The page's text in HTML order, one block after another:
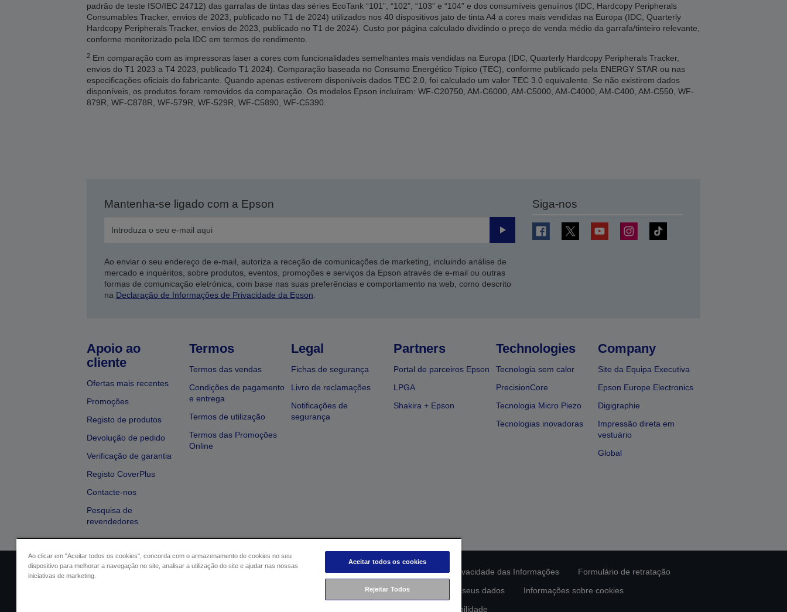
padrão de teste ISO/IEC 24712) das garrafas de tintas das séries EcoTank “101”, “102”, “103” e “104” e dos consumíveis genuínos (IDC, Hardcopy Peripherals
Consumables Tracker, envios de 2023, publicado no T1 de 2024) utilizados nos 40 dispositivos jato de tinta A4 a cores mais vendidas na Europa (IDC, Quarterly
Hardcopy Peripherals Tracker, envios de 2023, publicado no T1 de 2024). Custo por página calculado dividindo o preço de venda médio da garrafa/tinteiro relevante,
conforme monitorizado pela IDC em termos de rendimento.
2Em comparação com as impressoras laser a cores com funcionalidades semelhantes mais vendidas na Europa (IDC, Quarterly Hardcopy Peripherals Tracker,
envios do T1 2023 a T4 2023, publicado T1 2024). Comparação baseada no Consumo Energético Típico (TEC), conforme publicado pela ENERGY STAR ou nas
especificações oficiais do fabricante. Quando apenas estiverem disponíveis dados TEC 2.0, foi calculado um valor TEC 3.0 equivalente. Se não existirem dados
disponíveis, os produtos foram removidos da comparação. Os modelos Epson incluíram: WF-C20750, AM-C6000, AM-C5000, AM-C4000, AM-C400, AM-C550, WF-
879R, WF-C878R, WF-579R, WF-529R, WF-C5890, WF-C5390.
Mantenha-se ligado com a Epson
Enviar
Ao enviar o seu endereço de e-mail, autoriza a receção de comunicações de marketing, incluindo análise de
mercado e inquéritos, sobre produtos, eventos, promoções e serviços da Epson através de e-mail ou outras
formas de comunicação eletrónica, com base nas suas preferências e comportamento na web, como descrito
na Declaração de Informações de Privacidade da Epson
Siga-nos
Apoio ao
cliente
Ofertas mais recentes
Promoções
Registo de produtos
Devolução de pedido
Verificação de garantia
Registo CoverPlus
Contacte-nos
Pesquisa de
revendedores
Termos
Termos das vendas
Condições de pagamento
e entrega
Termos de utilização
Termos das Promoções
Online
Legal
Fichas de segurança
Livro de reclamações
Notificações de
segurança
Partners
Portal de parceiros Epson
LPGA
Shakira + Epson
Technologies
Tecnologia sem calor
PrecisionCore
Tecnologia Micro Piezo
Tecnologias inovadoras
Company
Site da Equipa Executiva
Epson Europe Electronics
Digigraphie
Impressão direta em
vestuário
Global
Identificação do vendedor Identificação da conformidade do produto Declaração de Privacidade das Informações
Formulário de retratação
Contacte-nos sobre os seus dados
Informações sobre cookies
Compromisso da Epson para com a acessibilidade
Ao clicar em "Aceitar todos os cookies", concorda com o armazenamento de cookies no seu
dispositivo para melhorar a navegação no site, analisar a utilização do site e ajudar nas nossas
iniciativas de marketing.
Aceitar todos os cookies
Rejeitar Todos